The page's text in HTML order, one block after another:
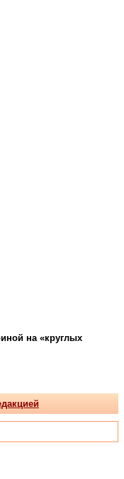
на «круглых